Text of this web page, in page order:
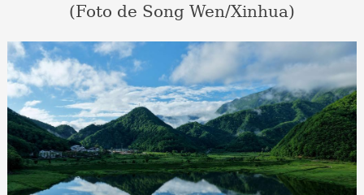
(Foto de Song Wen/Xinhua)